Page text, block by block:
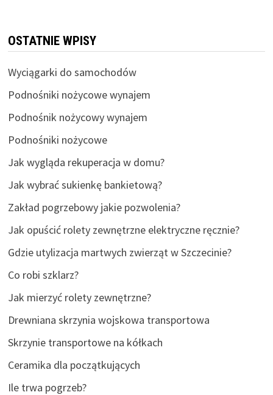
OSTATNIE WPISY
Wyciągarki do samochodów
Podnośniki nożycowe wynajem
Podnośnik nożycowy wynajem
Podnośniki nożycowe
Jak wygląda rekuperacja w domu?
Jak wybrać sukienkę bankietową?
Zakład pogrzebowy jakie pozwolenia?
Jak opuścić rolety zewnętrzne elektryczne ręcznie?
Gdzie utylizacja martwych zwierząt w Szczecinie?
Co robi szklarz?
Jak mierzyć rolety zewnętrzne?
Drewniana skrzynia wojskowa transportowa
Skrzynie transportowe na kółkach
Ceramika dla początkujących
Ile trwa pogrzeb?